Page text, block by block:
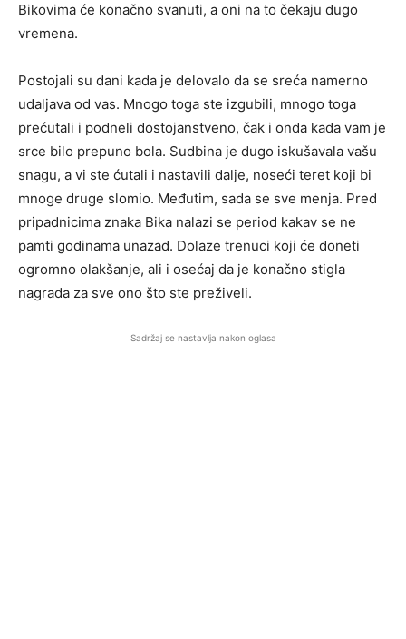
Bikovima će konačno svanuti, a oni na to čekaju dugo
vremena.
Postojali su dani kada je delovalo da se sreća namerno
udaljava od vas. Mnogo toga ste izgubili, mnogo toga
prećutali i podneli dostojanstveno, čak i onda kada vam je
srce bilo prepuno bola. Sudbina je dugo iskušavala vašu
snagu, a vi ste ćutali i nastavili dalje, noseći teret koji bi
mnoge druge slomio. Međutim, sada se sve menja. Pred
pripadnicima znaka Bika nalazi se period kakav se ne
pamti godinama unazad. Dolaze trenuci koji će doneti
ogromno olakšanje, ali i osećaj da je konačno stigla
nagrada za sve ono što ste preživeli.
Sadržaj se nastavlja nakon oglasa